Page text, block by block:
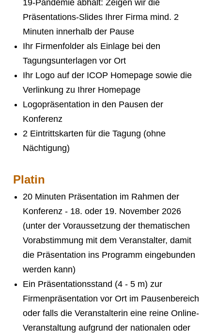
19-Pandemie abhält: Zeigen wir die
Präsentations-Slides Ihrer Firma mind. 2
Minuten innerhalb der Pause
Ihr Firmenfolder als Einlage bei den
Tagungsunterlagen vor Ort
Ihr Logo auf der ICOP Homepage sowie die
Verlinkung zu Ihrer Homepage
Logopräsentation in den Pausen der
Konferenz
2 Eintrittskarten für die Tagung (ohne
Nächtigung)
Platin
20 Minuten Präsentation im Rahmen der
Konferenz - 18. oder 19. November 2026
(unter der Voraussetzung der thematischen
Vorabstimmung mit dem Veranstalter, damit
die Präsentation ins Programm eingebunden
werden kann)
Ein Präsentationsstand (4 - 5 m) zur
Firmenpräsentation vor Ort im Pausenbereich
oder falls die Veranstalterin eine reine Online-
Veranstaltung aufgrund der nationalen oder
REFERENTEN
SPONSOREN
ANMELDUNG